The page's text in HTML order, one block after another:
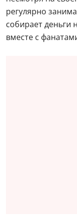
регулярно
собирает деньги
вместе с